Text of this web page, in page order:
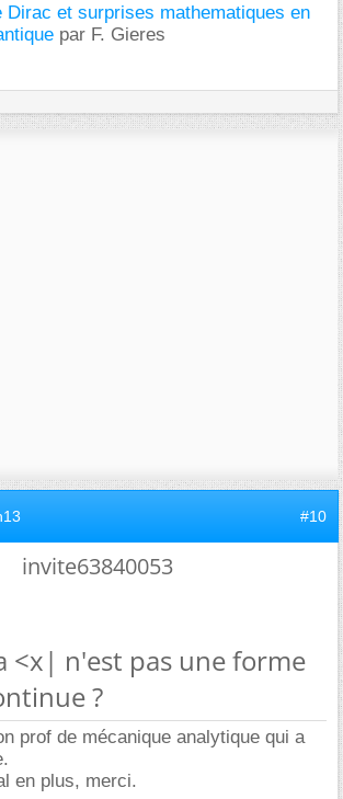
Dirac et surprises mathematiques en
par F. Gieres
#10
invite63840053
<x| n'est pas une forme
?
prof de mécanique analytique qui a
en plus, merci.